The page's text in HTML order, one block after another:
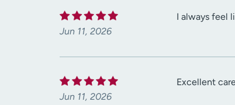
Jun 11, 2026
I always feel
Jun 11, 2026
Excellent